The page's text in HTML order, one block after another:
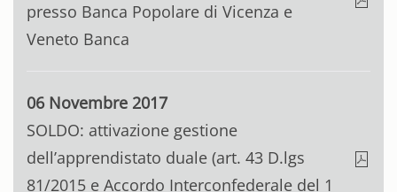
presso Banca Popolare di Vicenza e
Veneto Banca
06 Novembre 2017
SOLDO: attivazione gestione
dell’apprendistato duale (art. 43 D.lgs
81/2015 e Accordo Interconfederale del 1